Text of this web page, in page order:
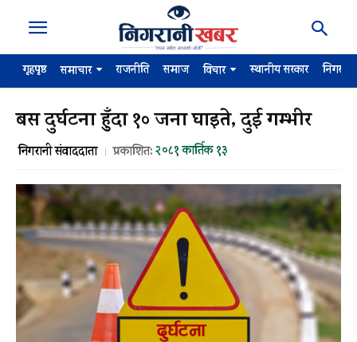
गृहपृष्ठ समाचार राजनीति समाज विचार स्थानीय सरकार
बस दुर्घटना हुँदा १० जना घाइते, दुई गम्भीर
निगरानी संवाददाता प्रकाशित:२०८१ कार्तिक १३